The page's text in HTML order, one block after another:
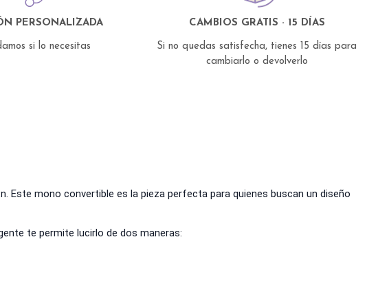
PERSONALIZADA
si lo necesitas
CAMBIOS GRATIS · 15 DÍAS
Si no quedas satisfecha, tienes 15 días para
cambiarlo o devolverlo
Este mono convertible es la pieza perfecta para quienes buscan un diseño
te permite lucirlo de dos maneras: